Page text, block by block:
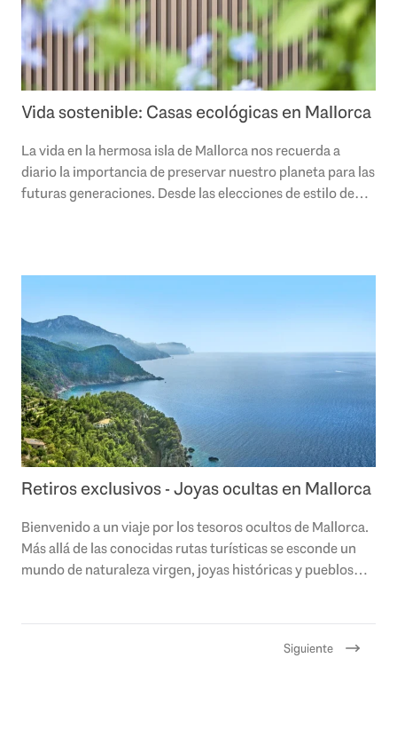
Vida sostenible: Casas ecológicas en Mallorca
La vida en la hermosa isla de Mallorca nos recuerda a
diario la importancia de preservar nuestro planeta para las
futuras generaciones. Desde las elecciones de estilo de
Retiros exclusivos - Joyas ocultas en Mallorca
Bienvenido a un viaje por los tesoros ocultos de Mallorca.
Más allá de las conocidas rutas turísticas se esconde un
mundo de naturaleza virgen, joyas históricas y pueblos
Siguiente